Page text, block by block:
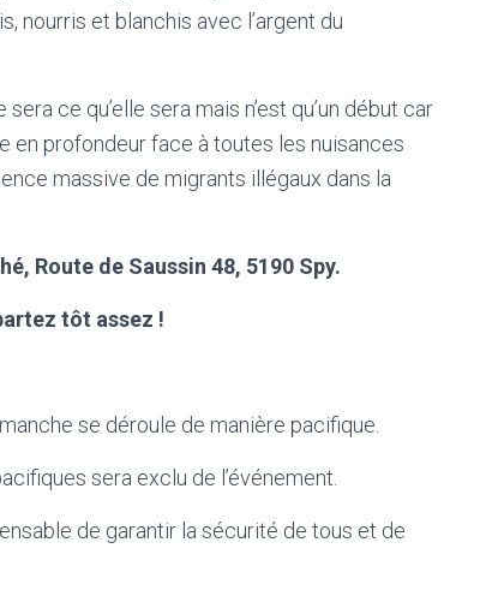
nourris et blanchis avec l’argent du
ce qu’elle sera mais n’est qu’un début car
en profondeur face à toutes les nuisances
massive de migrants illégaux dans la
Route de Saussin 48, 5190 Spy.
tôt assez !
se déroule de manière pacifique.
sera exclu de l’événement.
de garantir la sécurité de tous et de